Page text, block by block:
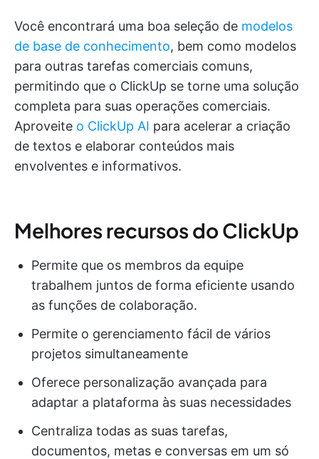
Você encontrará uma boa seleção de modelos
de base de conhecimento, bem como modelos
para outras tarefas comerciais comuns,
permitindo que o ClickUp se torne uma solução
completa para suas operações comerciais.
Aproveite o ClickUp AI para acelerar a criação
de textos e elaborar conteúdos mais
envolventes e informativos.
Melhores recursos do ClickUp
Permite que os membros da equipe
trabalhem juntos de forma eficiente usando
as funções de colaboração.
Permite o gerenciamento fácil de vários
projetos simultaneamente
Oferece personalização avançada para
adaptar a plataforma às suas necessidades
Centraliza todas as suas tarefas,
documentos, metas e conversas em um só